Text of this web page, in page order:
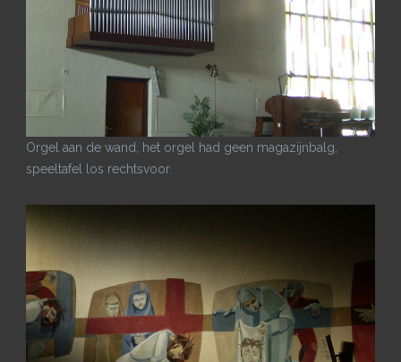
Orgel aan de wand, het orgel had geen magazijnbalg,
speeltafel los rechtsvoor.